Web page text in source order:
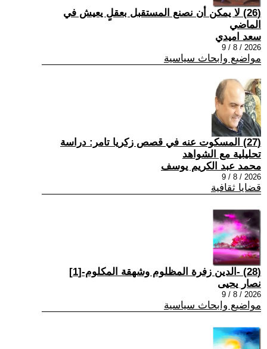
(26) لا يمكن أن نصنع المستقبل بعقلٍ يعيش في
الماضي
سعد اميدي
2026 / 8 / 9
مواضيع وابحاث سياسية
(27) المسكوت عنه في قصص زكريا تامر: دراسة
تحليلية مع الشواهد
محمد عبد الكريم يوسف
2026 / 8 / 9
قضايا ثقافية
(28) -الدين زفرة المظلوم وشهقة المكلوم-[1]
نصار يحيى
2026 / 8 / 9
مواضيع وابحاث سياسية